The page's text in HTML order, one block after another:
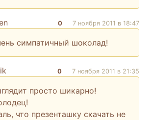
0 7 ноября 2011 в 18:47
симпатичный шоколад!
0 7 ноября 2011 в 21:35
просто шикарно!
что презенташку скачать не